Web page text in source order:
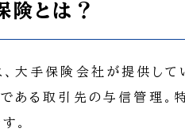
険とは？
大手保険会社が提供して
ある取引先の与信管理。
。